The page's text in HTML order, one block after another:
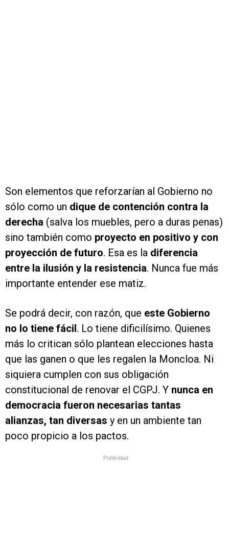
Son elementos que reforzarían al Gobierno no
sólo como un dique de contención contra la
derecha (salva los muebles, pero a duras penas)
sino también como proyecto en positivo y con
proyección de futuro. Esa es la diferencia
entre la ilusión y la resistencia. Nunca fue más
importante entender ese matiz.
Se podrá decir, con razón, que este Gobierno
no lo tiene fácil. Lo tiene dificilísimo. Quienes
más lo critican sólo plantean elecciones hasta
que las ganen o que les regalen la Moncloa. Ni
siquiera cumplen con sus obligación
constitucional de renovar el CGPJ. Y nunca en
democracia fueron necesarias tantas
alianzas, tan diversas y en un ambiente tan
poco propicio a los pactos.
Publicidad